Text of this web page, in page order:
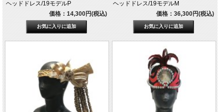
ヘッドドレス/19モデルP
価格：14,300円(税込)
ヘッドドレス/19モデルM
価格：36,300円(税込)